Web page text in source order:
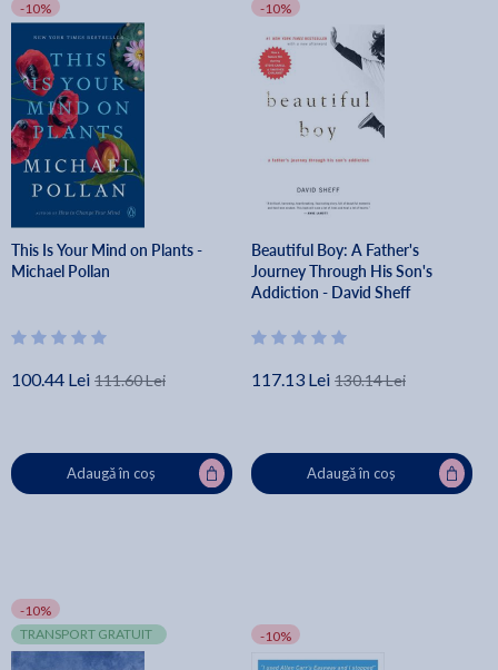
-10%
This Is Your Mind on Plants -
Michael Pollan
100.44 Lei 111.60 Lei
Adaugă în coș
-10%
Beautiful Boy: A Father's
Journey Through His Son's
Addiction - David Sheff
117.13 Lei 130.14 Lei
Adaugă în coș
-10%
TRANSPORT GRATUIT
-10%